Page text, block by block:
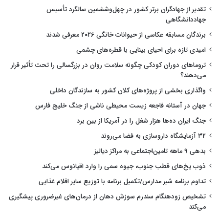
تقدیر از جهادگران برتر کشور در چهل‌وششمین سالگرد تأسیس
جهاددانشگاهی
برندگان مسابقه عکاسی از حیوانات خانگی ۲۰۲۶ معرفی شدند
امیدی تازه برای احیای بینایی با قطره‌های چشمی
تروماهای دوران کودکی چگونه سلامت روان در بزرگسالی را تحت تأثیر قرار
می‌دهند؟
واگذاری بخشی از پروژه‌های کلان کشور به سازندگان داخلی
جهان در آستانه فاجعه زیست محیطی ناشی از جنگ خلیج فارس
جنگ ایران ده‌ها هزار شغل را در آمریکا از بین برد
۳۲ آزمایشگاه داروسازی به فضا می‌روند
بدهی ۹ ماهه تامین‌اجتماعی به مراکز دیالیز
ذوب یخ‌های قطب جنوب، جیوه سمی را وارد اقیانوس می‌کند
تداوم برنامه شیر مدارس/تکمیل برنامه با توزیع سایر اقلام غذایی
تشخیص زودهنگام سندرم سوزش دهان از درمان‌های غیرضروری پیشگیری
می‌کند